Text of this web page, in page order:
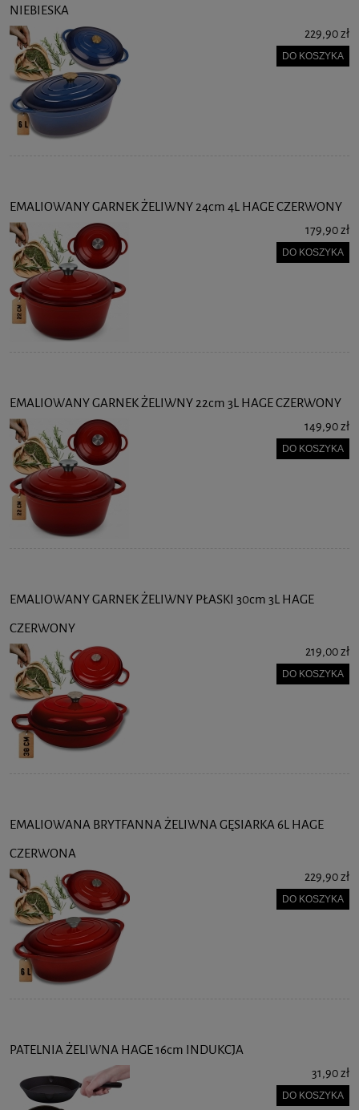
NIEBIESKA
229,90 zł
DO KOSZYKA
EMALIOWANY GARNEK ŻELIWNY 24cm 4L HAGE CZERWONY
179,90 zł
DO KOSZYKA
EMALIOWANY GARNEK ŻELIWNY 22cm 3L HAGE CZERWONY
149,90 zł
DO KOSZYKA
EMALIOWANY GARNEK ŻELIWNY PŁASKI 30cm 3L HAGE
CZERWONY
219,00 zł
DO KOSZYKA
EMALIOWANA BRYTFANNA ŻELIWNA GĘSIARKA 6L HAGE
CZERWONA
229,90 zł
DO KOSZYKA
PATELNIA ŻELIWNA HAGE 16cm INDUKCJA
31,90 zł
DO KOSZYKA